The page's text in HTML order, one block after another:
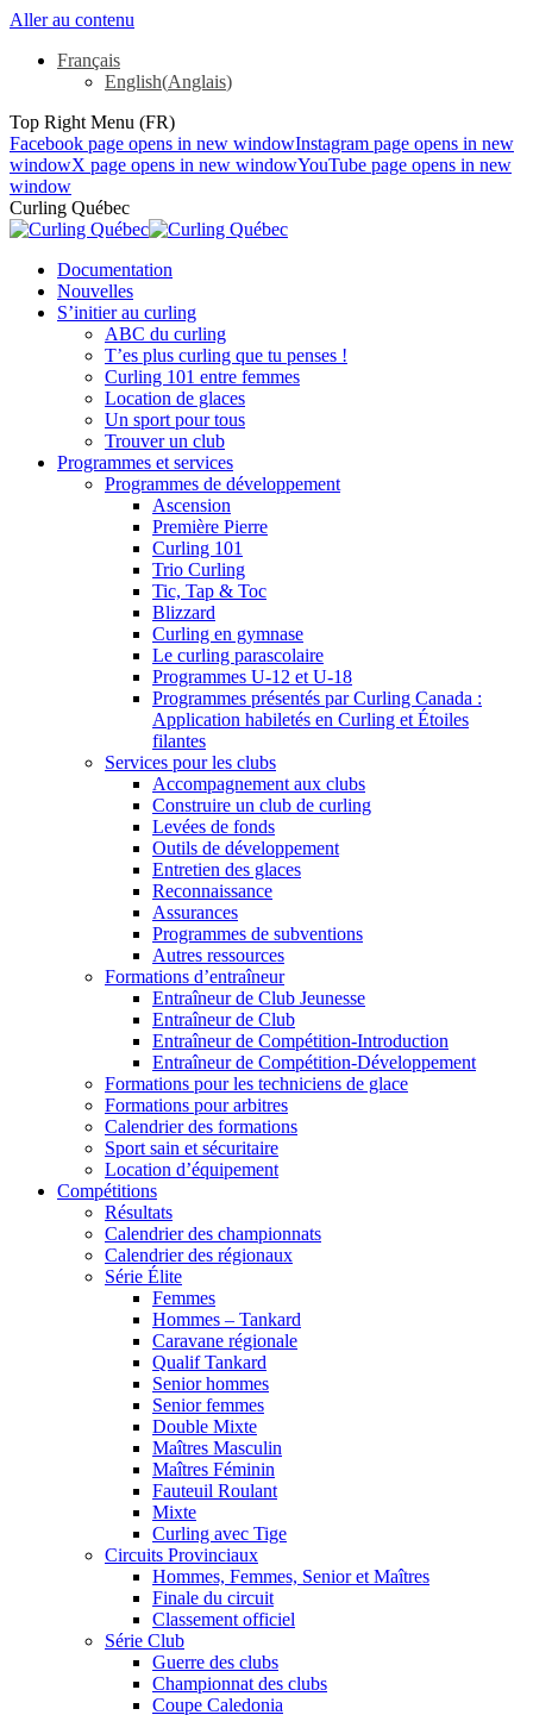
Aller au contenu
Français
English(Anglais)
Top Right Menu (FR)
Facebook page opens in new windowInstagram page opens in new
windowX page opens in new windowYouTube page opens in new
window
Curling Québec
Documentation
Nouvelles
S’initier au curling
ABC du curling
T’es plus curling que tu penses !
Curling 101 entre femmes
Location de glaces
Un sport pour tous
Trouver un club
Programmes et services
Programmes de développement
Ascension
Première Pierre
Curling 101
Trio Curling
Tic, Tap & Toc
Blizzard
Curling en gymnase
Le curling parascolaire
Programmes U-12 et U-18
Programmes présentés par Curling Canada :
Application habiletés en Curling et Étoiles
filantes
Services pour les clubs
Accompagnement aux clubs
Construire un club de curling
Levées de fonds
Outils de développement
Entretien des glaces
Reconnaissance
Assurances
Programmes de subventions
Autres ressources
Formations d’entraîneur
Entraîneur de Club Jeunesse
Entraîneur de Club
Entraîneur de Compétition-Introduction
Entraîneur de Compétition-Développement
Formations pour les techniciens de glace
Formations pour arbitres
Calendrier des formations
Sport sain et sécuritaire
Location d’équipement
Compétitions
Résultats
Calendrier des championnats
Calendrier des régionaux
Série Élite
Femmes
Hommes – Tankard
Caravane régionale
Qualif Tankard
Senior hommes
Senior femmes
Double Mixte
Maîtres Masculin
Maîtres Féminin
Fauteuil Roulant
Mixte
Curling avec Tige
Circuits Provinciaux
Hommes, Femmes, Senior et Maîtres
Finale du circuit
Classement officiel
Série Club
Guerre des clubs
Championnat des clubs
Coupe Caledonia